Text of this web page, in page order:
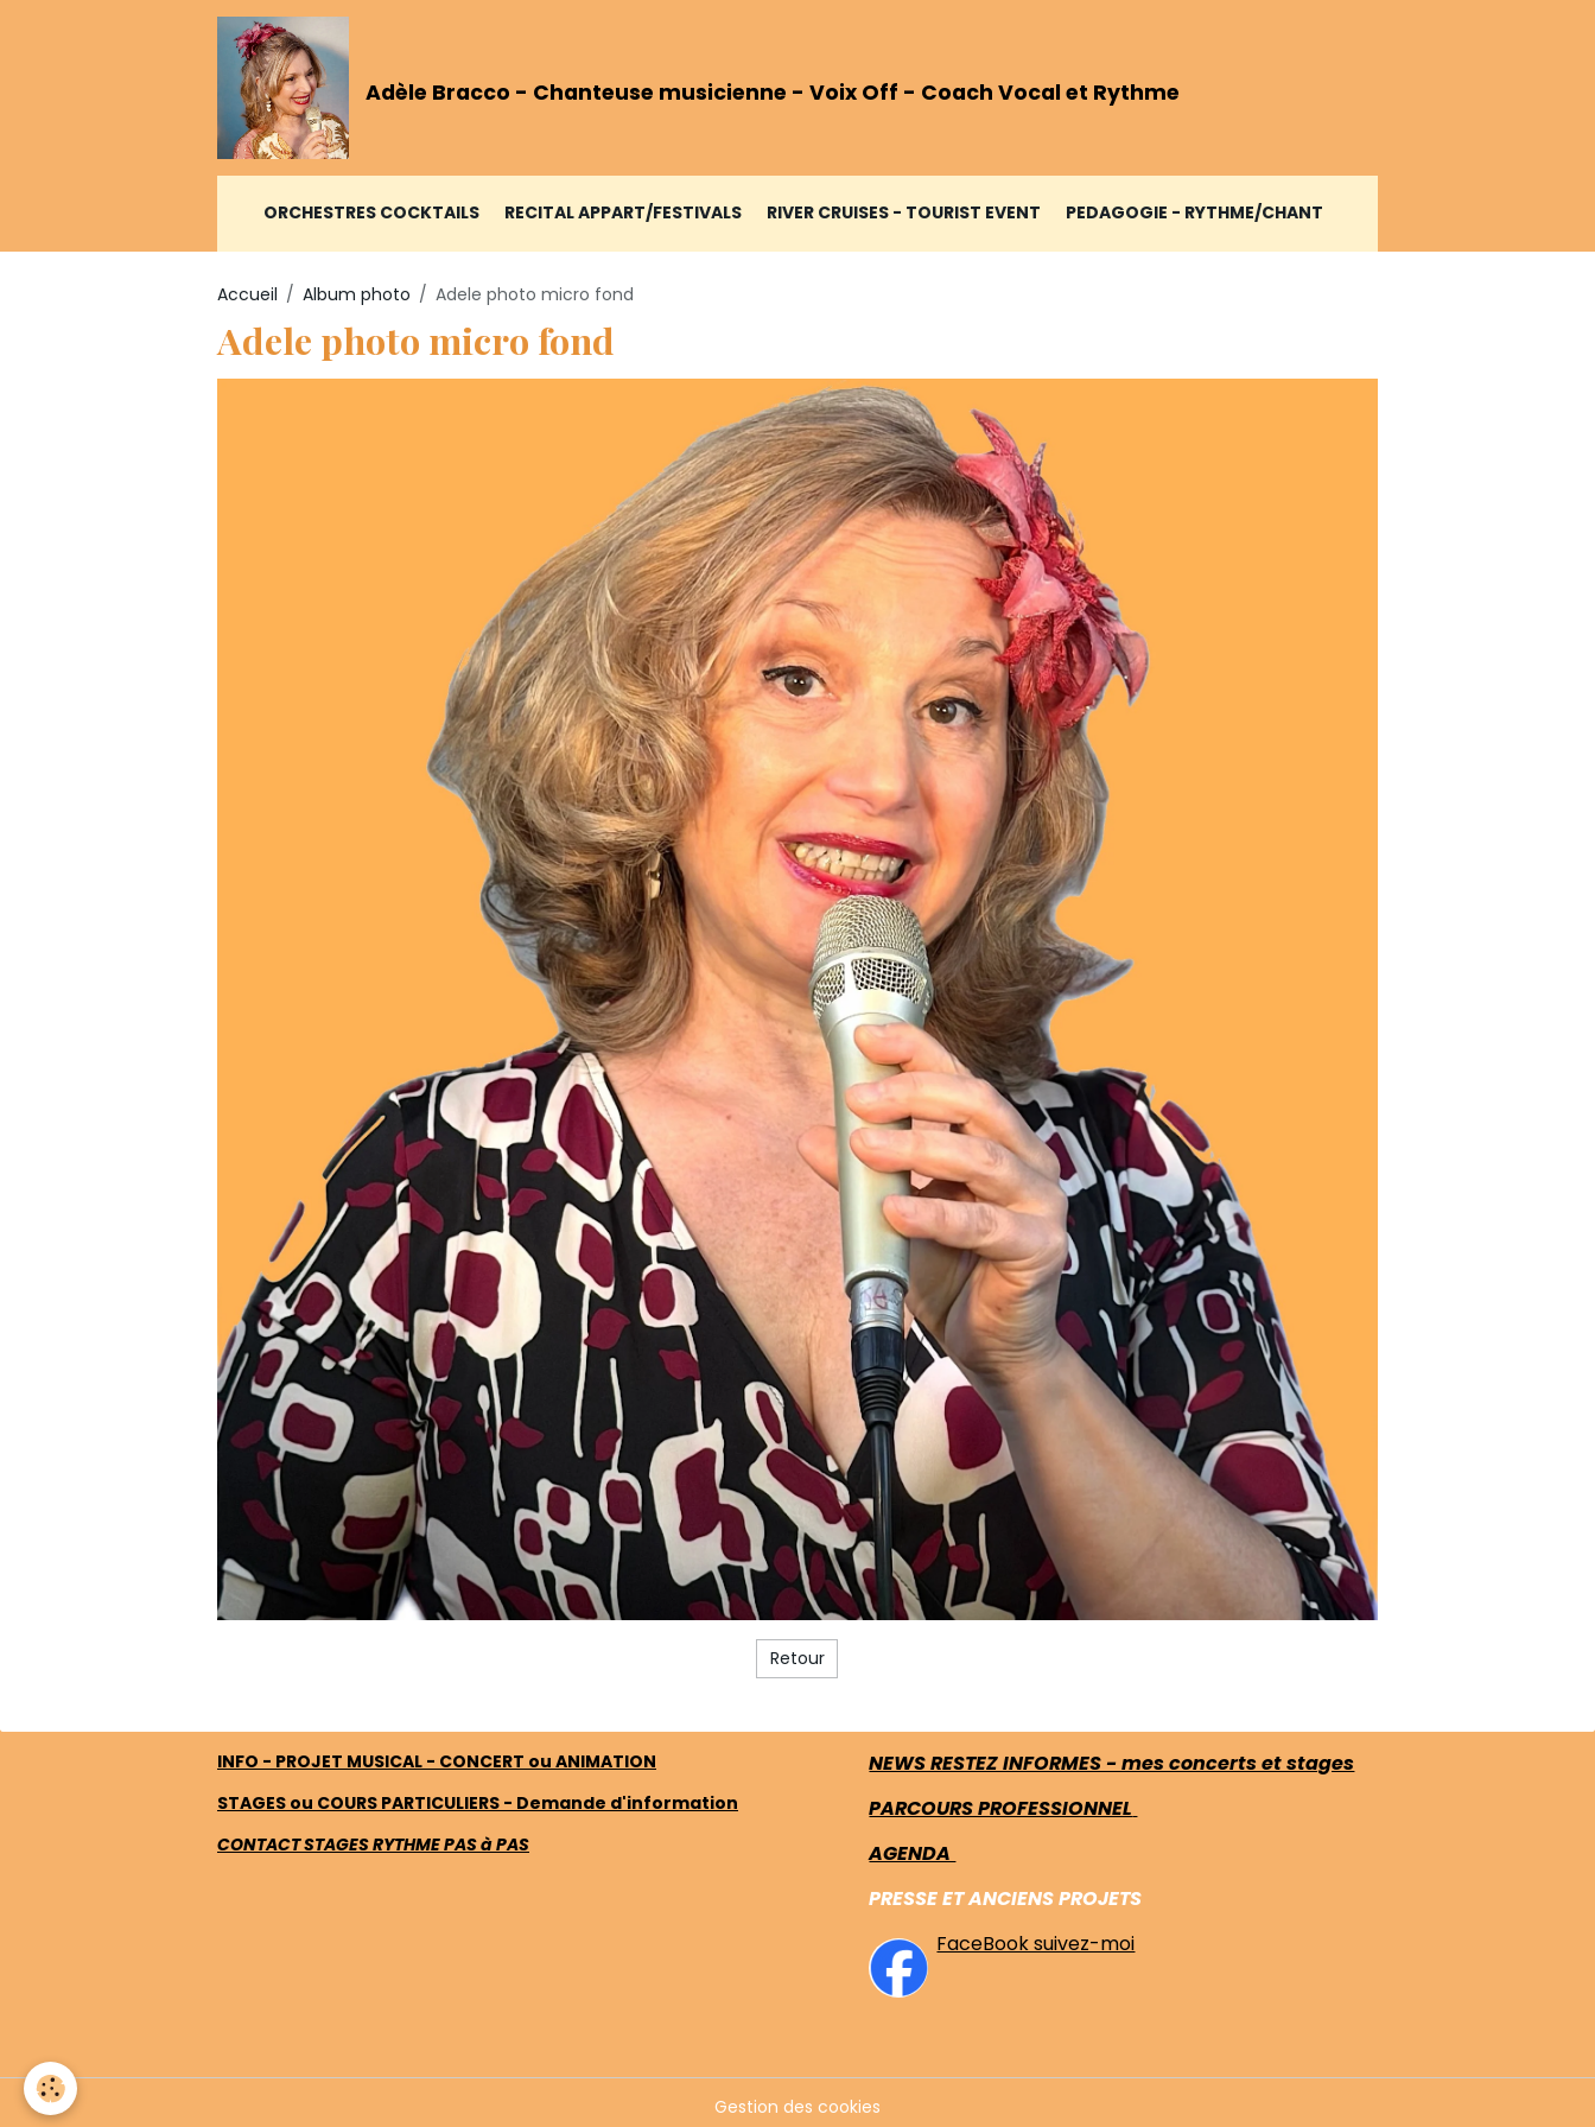
Adèle Bracco - Chanteuse musicienne - Voix Off - Coach Vocal et Rythme
ORCHESTRES COCKTAILS RECITAL APPART/FESTIVALS RIVER CRUISES - TOURIST EVENT PEDAGOGIE - RYTHME/CHANT
Accueil Album photo Adele photo micro fond
Adele photo micro fond
Retour
INFO - PROJET MUSICAL - CONCERT ou ANIMATION
STAGES ou COURS PARTICULIERS - Demande d'information
CONTACT STAGES RYTHME PAS à PAS
NEWS RESTEZ INFORMES - mes concerts et stages
PARCOURS PROFESSIONNEL
AGENDA
PRESSE ET ANCIENS PROJETS
FaceBook suivez-moi
Gestion des cookies